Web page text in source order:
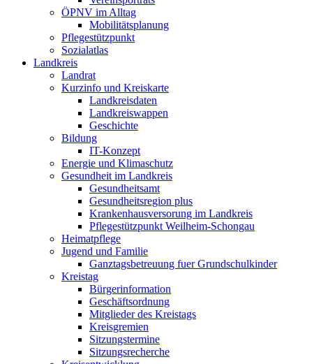
ÖPNV im Alltag
Mobilitätsplanung
Pflegestützpunkt
Sozialatlas
Landkreis
Landrat
Kurzinfo und Kreiskarte
Landkreisdaten
Landkreiswappen
Geschichte
Bildung
IT-Konzept
Energie und Klimaschutz
Gesundheit im Landkreis
Gesundheitsamt
Gesundheitsregion plus
Krankenhausversorung im Landkreis
Pflegestützpunkt Weilheim-Schongau
Heimatpflege
Jugend und Familie
Ganztagsbetreuung fuer Grundschulkinder
Kreistag
Bürgerinformation
Geschäftsordnung
Mitglieder des Kreistags
Kreisgremien
Sitzungstermine
Sitzungsrecherche